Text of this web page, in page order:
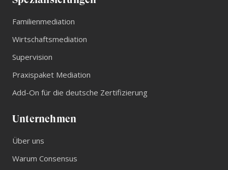
Familienmediation
Wirtschaftsmediation
Supervision
Praxispaket Mediation
Add-On für die deutsche Zertifizierung
Unternehmen
Über uns
Warum Consensus